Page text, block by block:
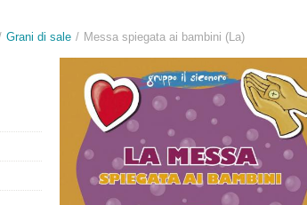
Grani di sale Messa spiegata ai bambini (La)